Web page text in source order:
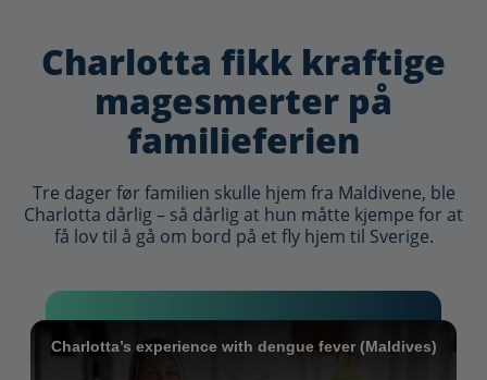
Charlotta fikk kraftige
magesmerter på
familieferien
Tre dager før familien skulle hjem fra Maldivene, ble
Charlotta dårlig – så dårlig at hun måtte kjempe for at
få lov til å gå om bord på et fly hjem til Sverige.
Video
Brightcove Video
Charlotta’s experience with dengue fever (Maldives)